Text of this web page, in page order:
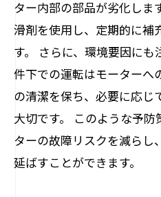
ター内部の部品が劣化しま
滑剤を使用し、定期的に補
す。 さらに、環境要因に
件下での運転はモーターへ
の清潔を保ち、必要に応じ
大切です。 このような予
ターの故障リスクを減らし
延ばすことができます。